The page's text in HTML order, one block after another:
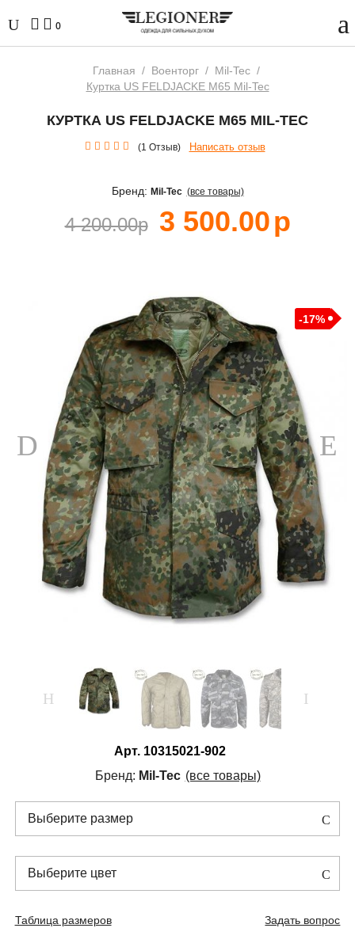
0
Главная / Военторг / Mil-Tec /
Куртка US FELDJACKE M65 Mil-Tec
КУРТКА US FELDJACKE M65 MIL-TEC
(1 Отзыв) Написать отзыв
Бренд: Mil-Tec (все товары)
4 200.00р 3 500.00р
-17%
Арт. 10315021-902
Бренд: Mil-Tec (все товары)
Выберите размер
Выберите цвет
Таблица размеров Задать вопрос